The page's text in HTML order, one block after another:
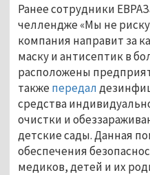
Ранее сотрудники
челлендже «Мы не
компания направит за
маску и антисептик в
расположены
также передал
средства
очистки и
детские сады. Данная
обеспечения
медиков, детей и их